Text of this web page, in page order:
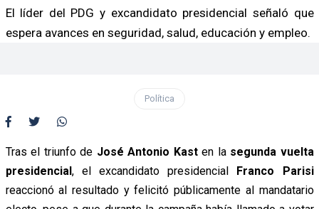
El líder del PDG y excandidato presidencial señaló que
espera avances en seguridad, salud, educación y empleo.
Política
Tras el triunfo de José Antonio Kasten la segunda vuelta
presidencial, el excandidato presidencial Franco Parisi
reaccionó al resultado y felicitó públicamente al mandatario